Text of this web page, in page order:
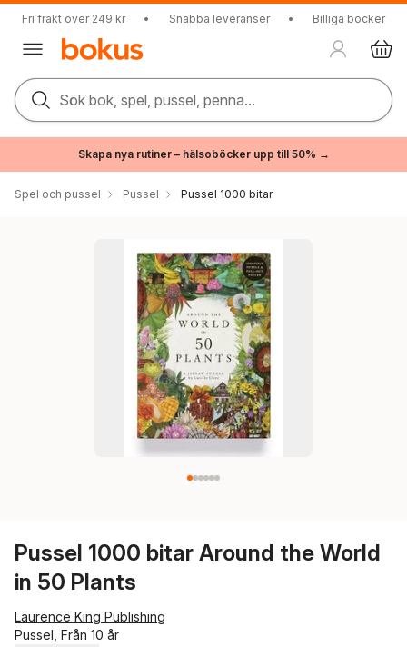
Fri frakt över 249 kr • Snabba leveranser • Billiga böcker
Sök bok, spel, pussel, penna...
Skapa nya rutiner – hälsoböcker upp till 50% →
Spel och pussel Pussel Pussel 1000 bitar
Pussel 1000 bitar Around the World
in 50 Plants
Laurence King Publishing
Pussel, Från 10 år